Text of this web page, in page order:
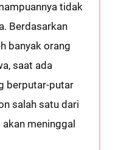
tidak
Berdasarkan
banyak orang
saat ada
berputar-putar
salah satu dari
meninggal